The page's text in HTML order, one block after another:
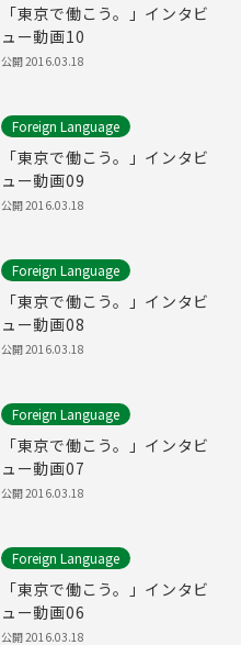
「東京で働こう。」インタビ
ュー動画10
公開2016.03.18
Foreign Language
「東京で働こう。」インタビ
ュー動画09
公開2016.03.18
Foreign Language
「東京で働こう。」インタビ
ュー動画08
公開2016.03.18
Foreign Language
「東京で働こう。」インタビ
ュー動画07
公開2016.03.18
Foreign Language
「東京で働こう。」インタビ
ュー動画06
公開2016.03.18